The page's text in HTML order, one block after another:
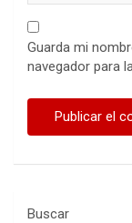
Guarda mi
navegador para
Buscar